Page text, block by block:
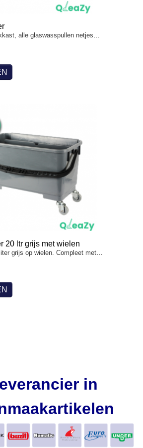
alle glaswasspullen netjes…
20 ltr grijs met wielen
grijs op wielen. Compleet met…
in